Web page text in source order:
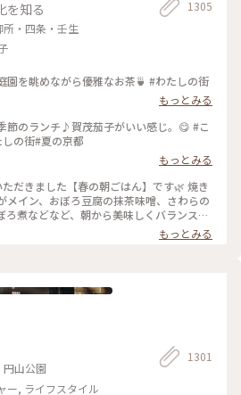
を知る
・四条・壬生
1305
園を眺めながら優雅なお茶🍵 #わたしの街
もっとみる
節のランチ♪賀茂茄子がいい感じ。😋 #こ
の街#夏の京都
もっとみる
だきました【春の朝ごはん】です🌿 焼き
メイン、おぼろ豆腐の抹茶味噌、さわらの
ろ煮などなど、朝から美味しくバランス良
ᵕ `͈ ) 最初にいただいた抹茶入り玄米茶も
つい長居してしまうsalonです♪ #伊右衛
#京料理 #京野菜 #japan #japanesefood
もっとみる
山公園
ー, ライフスタイル
1301